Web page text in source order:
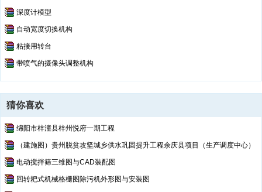
0227_318_PWF5.SLDPRT
0227_319_PWF4.SLDPRT
0227_320_PWF3.SLDPRT
0227_322_SLW5.SLDPRT
0227_323_SLW4.SLDPRT
0227_324_SLW3.SLDPRT
0227_501_Transport.SLDPRT
0227_Z_B6001ZZNR_2.sldprt
0227_Z_HTPA30S5M150-B-V14-Z28-J221.SLDPRT
0227_Z_HTPA30S5M150-B-V14-Z28-J222.SLDPRT
0227_Z_MLM14_2.sldprt
深度计模型
自动宽度切换机构
粘接用转台
带喷气的摄像头调整机构
猜你喜欢
绵阳市梓潼县梓州悦府一期工程
（建施图）贵州脱贫攻坚城乡供水巩固提升工程余庆县项目（生产调度中心）
电动搅拌筛三维图与CAD装配图
回转耙式机械格栅图除污机外形图与安装图